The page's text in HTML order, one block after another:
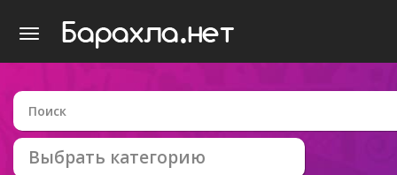
Выбрать категорию